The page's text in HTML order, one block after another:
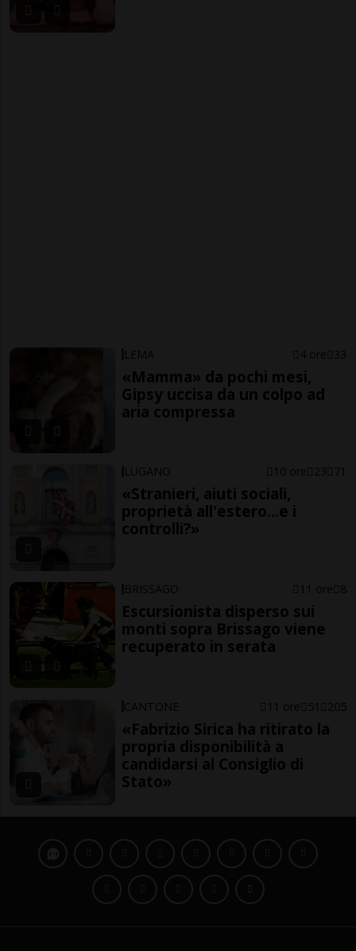
LEMA 4 ore 33
«Mamma» da pochi mesi,
Gipsy uccisa da un colpo ad
aria compressa
LUGANO 10 ore 23 71
«Stranieri, aiuti sociali,
proprietà all'estero...e i
controlli?»
BRISSAGO 11 ore 8
Escursionista disperso sui
monti sopra Brissago viene
recuperato in serata
CANTONE 11 ore 51 205
«Fabrizio Sirica ha ritirato la
propria disponibilità a
candidarsi al Consiglio di
Stato»